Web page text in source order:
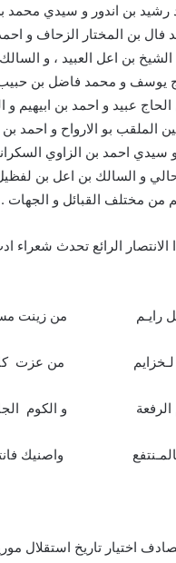
بن اندور و سيدي محمد
فال بن المختار الزحاف و
بن اعل العبيد ، و
يوسف و محمد فاضل بن
عبيد و احمد بن ابيهيم و
الملقب بو الارواح و احمد بن
سيدي احمد بن الزاوي
و السالك بن اعل بن
من مختلف القبائل و الجهات .
الرائع تحدث شعراء
يلـيـل رايـم من زينت
لـخزايم من عزت كان
الرفعة و الكوم الجات
واصنيك
اختيار تاريخ استقلال